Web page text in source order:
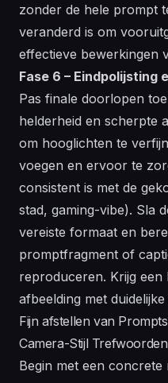
zonder de hele prompt
veranderd is om
effectieve bewerkingen
Fase 6 – Eindpolijsting
Pas finale doorlopen
helderheid en scherpte
om hooglichten te
voegen en ervoor te
consistent is met de
stad, gaming-vibe). Sla
vereiste formaat en
promptfragment of
reproduceren. Krijg
afbeelding met
Fijn afstellen van
Camera-Stijl
Begin met een